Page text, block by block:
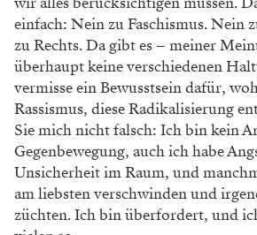
einfach: Nein zu Faschismus. Nein
zu Rechts. Da gibt es – meiner
überhaupt keine verschiedenen
vermisse ein Bewusstsein dafür,
Rassismus, diese Radikalisierung
Sie mich nicht falsch: Ich bin kein
Gegenbewegung, auch ich habe
Unsicherheit im Raum, und
am liebsten verschwinden und
züchten. Ich bin überfordert, und